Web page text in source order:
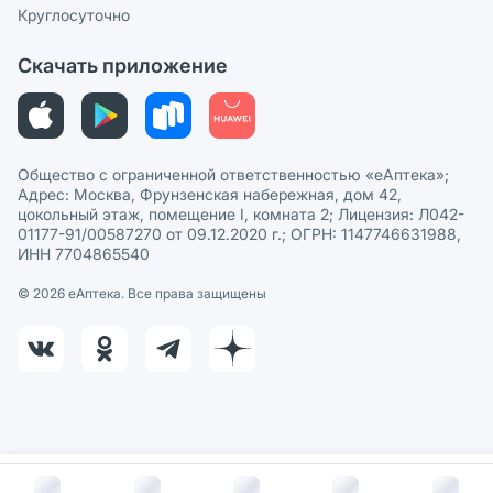
В корзину за
Политика рекомендаций
Этика и соответствие
Политика в отношении обработки персональных данных
Круглосуточно
Скачать приложение
Общество с ограниченной ответственностью «еАптека»;
Адрес: Москва, Фрунзенская набережная, дом 42,
цокольный этаж, помещение I, комната 2; Лицензия: Л042-
01177-91/00587270 от 09.12.2020 г.; ОГРН: 1147746631988,
ИНН 7704865540
© 2026 eАптека. Все права защищены